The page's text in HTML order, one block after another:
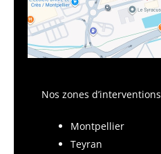
Nos zones d’interventions
Montpellier
Teyran